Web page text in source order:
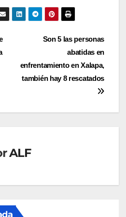
Son 5 las personas
abatidas en
enfrentamiento en Xalapa,
también hay 8 rescatados
ALF